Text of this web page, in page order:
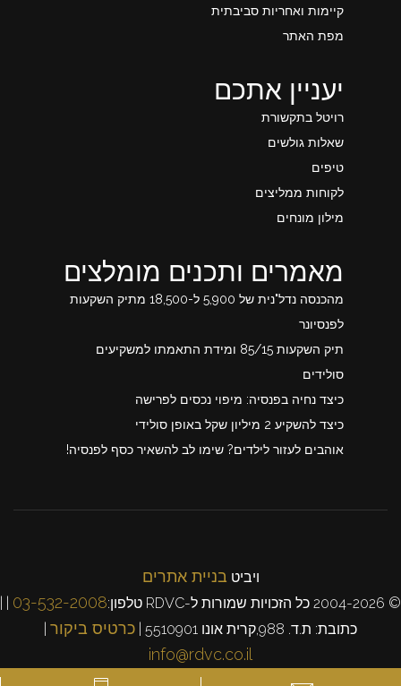
קיימות ואחריות סביבתית
מפת האתר
יעניין אתכם
רויטל בתקשורת
שאלות גולשים
טיפים
לקוחות ממליצים
מילון מונחים
מאמרים ותכנים מומלצים
מהכנסה נדל"נית של 5,900 ל-18,500 מתיק השקעות
לפנסיונר
תיק השקעות 85/15 ומידת התאמתו למשקיעים
סולידים
כיצד נחיה בפנסיה: מיפוי נכסים לפרישה
כיצד להשקיע 2 מיליון שקל באופן סולידי
אוהבים לעזור לילדים? שימו לב להשאיר כסף לפנסיה!
ויביט בניית אתרים
© 2004-2026 כל הזכויות שמורות ל-RDVC טלפון: 03-532-2008
כתובת: ת.ד. 988,קרית אונו 5510901 |
כרטיס ביקור
info@rdvc.co.il